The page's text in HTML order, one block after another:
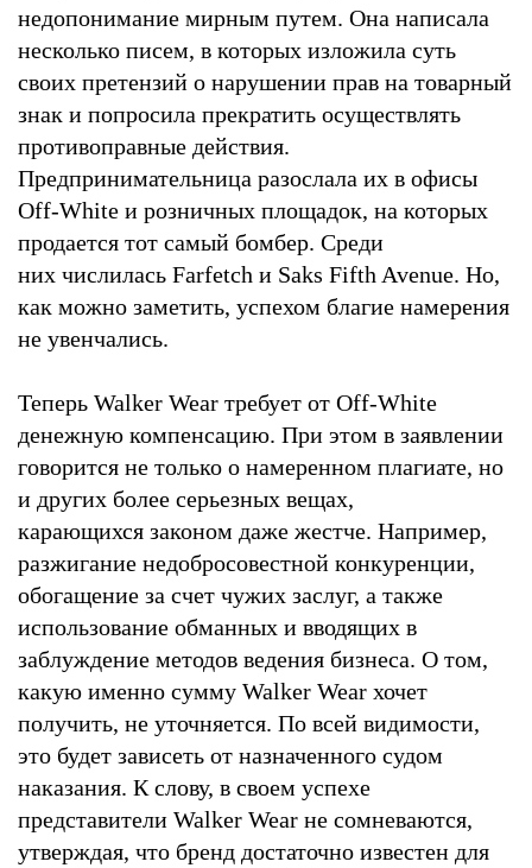
недопонимание мирным путем. Она написала
несколько писем, в которых изложила суть
своих претензий о нарушении прав на товарный
знак и попросила прекратить осуществлять
противоправные действия.
Предпринимательница разослала их в офисы
Off-White и розничных площадок, на которых
продается тот самый бомбер. Среди
них числилась Farfetch и Saks Fifth Avenue. Но,
как можно заметить, успехом благие намерения
не увенчались.
Теперь Walker Wear требует от Off-White
денежную компенсацию. При этом в заявлении
говорится не только о намеренном плагиате, но
и других более серьезных вещах,
карающихся законом даже жестче. Например,
разжигание недобросовестной конкуренции,
обогащение за счет чужих заслуг, а также
использование обманных и вводящих в
заблуждение методов ведения бизнеса. О том,
какую именно сумму Walker Wear хочет
получить, не уточняется. По всей видимости,
это будет зависеть от назначенного судом
наказания. К слову, в своем успехе
представители Walker Wear не сомневаются,
утверждая, что бренд достаточно известен для